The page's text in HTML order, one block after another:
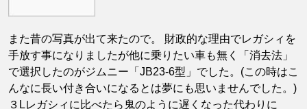
また昔の写真が出て来たので。 財政的な理由でレガシィを
手放す事になりましたが他に乗りたい車も無く「消去法」
で選択したのがジムニー「JB23-6型」でした。(この時はこ
んなに長い付き合いになるとは夢にも思いませんでした。)
３Lレガシィに比べたら鬼のように遅くなった代わりに